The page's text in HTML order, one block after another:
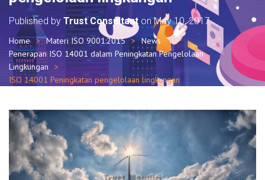
T
N
Published by Trust ConsultantonMay 10, 2017
Home Materi ISO 9001:2015
News
Penerapan ISO 14001 dalam Peningkatan Pengelolaan
Lingkungan
ISO 14001 Peningkatan pengelolaan lingkungan